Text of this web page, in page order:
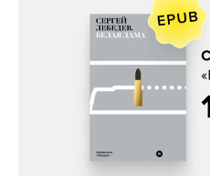
Сергей